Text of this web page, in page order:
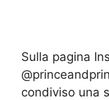
Sulla pagina
condiviso una